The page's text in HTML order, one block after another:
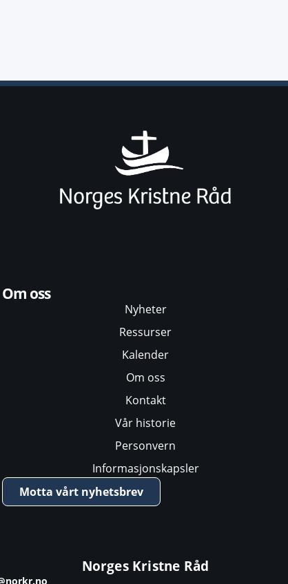
Om oss
Nyheter
Ressurser
Kalender
Om oss
Kontakt
Vår historie
Personvern
Informasjonskapsler
Motta vårt nyhetsbrev
Norges Kristne Råd